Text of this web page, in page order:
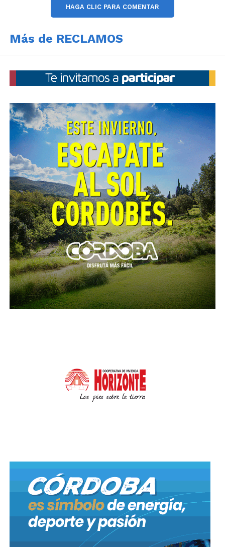
concejal enfatizó el carácter cotidiano del
relevamiento. “Nada extraordinario, simplemente
calles. Con la diferencia de que nosotros fuimos
contando”, explicó.
Ese conteo arrojó un dato contundente: más de mil
baches detectados en un solo día. Para Gutiérrez, el
problema excede lo numérico. “Esto no es solo un
número ni una foto, esto es la realidad de nuestra
ciudad”, afirmó, apuntando a una problemática
estructural que, según su mirada, se ha naturalizado.
En ese sentido, remarcó que los baches forman parte
del paisaje urbano: “Son los que ya conocemos, los
que esquivamos todos los días”. El planteo también
incorpora una advertencia sobre las consecuencias
de esta situación. Desde su perspectiva, el estado de
las calles impacta directamente en la seguridad vial,
la circulación y la calidad de vida de los cordobeses.
“Es hora de que la promesa se cumpla. Menos
baches, menos accidentes, mejor circulación”,
concluyó.
de fuerte presencia territorial y posiciona el reclamo
por infraestructura urbana como uno de los ejes
centrales de su agenda.
HAGA CLIC PARA COMENTAR
Más de RECLAMOS